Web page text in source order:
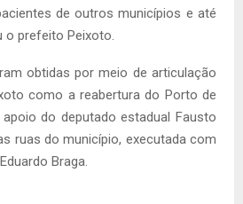
de outros municípios e até
o prefeito Peixoto.
obtidas por meio de articulação
como a reabertura do Porto de
do deputado estadual Fausto
ruas do município, executada com
Braga.